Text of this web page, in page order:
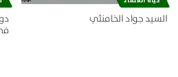
السيد جواد الخامنئي